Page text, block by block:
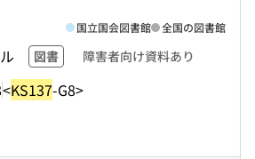
図書 障害者向け資料あり
<KS137-G8>
国立国会図書館 全国の図書館